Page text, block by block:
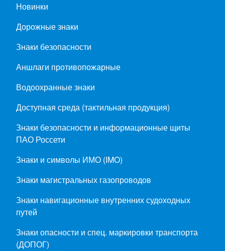
Новинки
Дорожные знаки
Знаки безопасности
Аншлаги противопожарные
Водоохранные знаки
Доступная среда (тактильная продукция)
Знаки безопасности и информационные щиты
ПАО Россети
Знаки и символы ИМО (IMO)
Знаки магистральных газопроводов
Знаки навигационные внутренних судоходных
путей
Знаки опасности и спец. маркировки транспорта
(ДОПОГ)